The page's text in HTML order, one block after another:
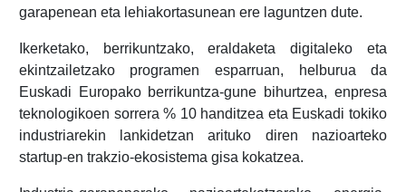
garapenean eta lehiakortasunean ere laguntzen dute.
Ikerketako, berrikuntzako, eraldaketa digitaleko eta
ekintzailetzako programen esparruan, helburua da
Euskadi Europako berrikuntza-gune bihurtzea, enpresa
teknologikoen sorrera % 10 handitzea eta Euskadi tokiko
industriarekin lankidetzan arituko diren nazioarteko
startup-en trakzio-ekosistema gisa kokatzea.